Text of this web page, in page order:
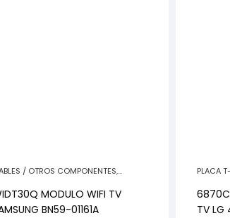
/ OTROS COMPONENTES,
MODULO WIFI TV
BN59-01161A
PLACA
TV LG